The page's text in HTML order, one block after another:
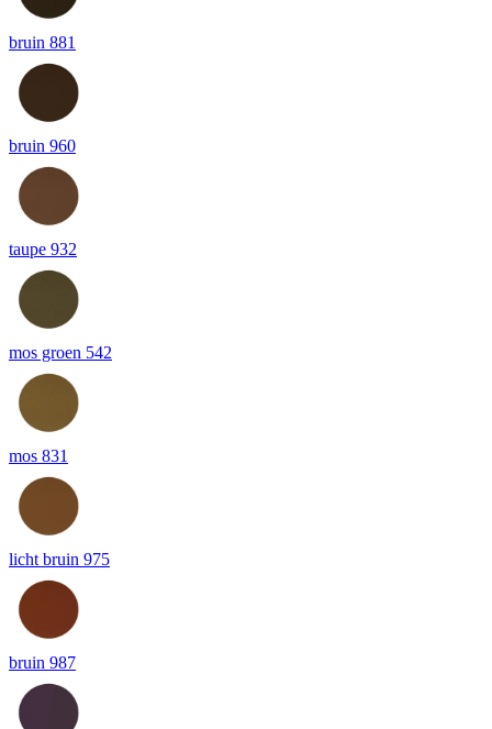
bruin 881
bruin 960
taupe 932
mos groen 542
mos 831
licht bruin 975
bruin 987